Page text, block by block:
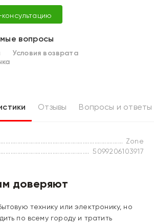
вопросы
Условия возврата
Отзывы Вопросы и ответы
Zone
5099206103917
доверяют
технику или электронику, но
по всему городу и тратить